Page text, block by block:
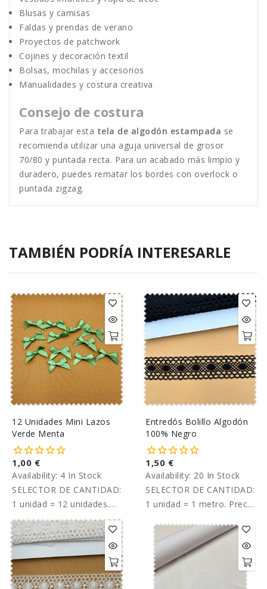
Blusas y camisas
Faldas y prendas de verano
Proyectos de patchwork
Cojines y decoración textil
Bolsas, mochilas y accesorios
Manualidades y costura creativa
Consejo de costura
Para trabajar esta tela de algodón estampada se
recomienda utilizar una aguja universal de grosor
70/80 y puntada recta. Para un acabado más limpio y
duradero, puedes rematar los bordes con overlock o
puntada zigzag.
TAMBIÉN PODRÍA INTERESARLE
12 Unidades Mini Lazos
Verde Menta
1,00 €
Availability: 4 In Stock
SELECTOR DE CANTIDAD:
1 unidad = 12 unidades.
Precio por pack de 12
unidades.
Entredós Bolillo Algodón
100% Negro
1,50 €
Availability: 20 In Stock
SELECTOR DE CANTIDAD:
1 unidad = 1 metro. Precio